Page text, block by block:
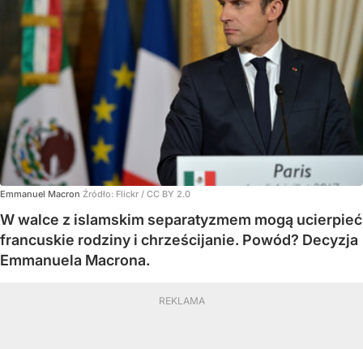
Emmanuel Macron Źródło: Flickr / CC BY 2.0
W walce z islamskim separatyzmem mogą ucierpieć
francuskie rodziny i chrześcijanie. Powód? Decyzja
Emmanuela Macrona.